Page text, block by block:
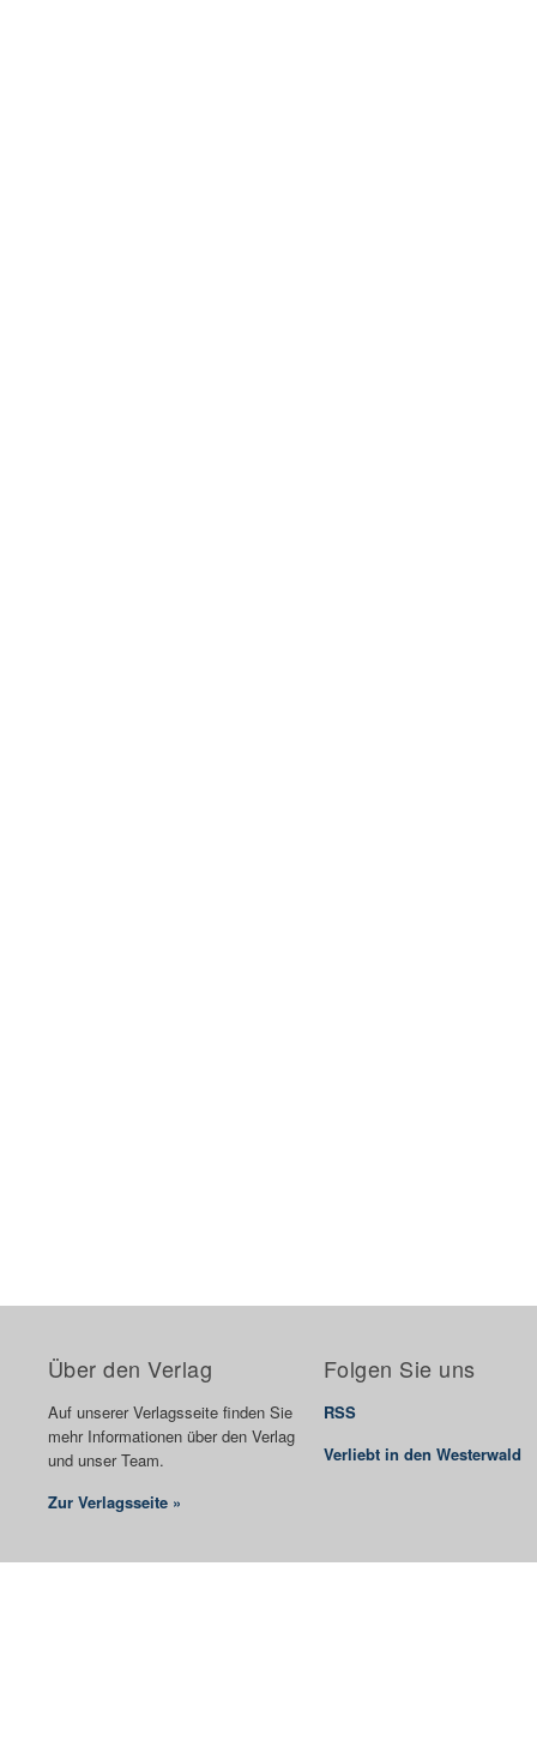
Über den Verlag
Auf unserer Verlagsseite finden Sie
mehr Informationen über den Verlag
und unser Team.
Zur Verlagsseite »
Folgen Sie uns
RSS
Verliebt in den Westerwald